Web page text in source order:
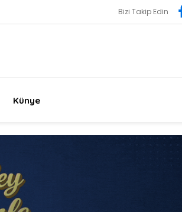
Bizi Takip Edin
Künye